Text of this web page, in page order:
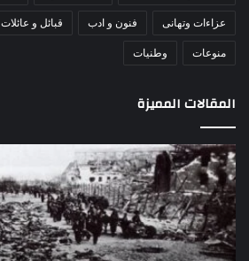
عزاءات وتهانى فنون و ادب قبائل و عائلات
منوعات وطنيات
المقالات المميزة
اللواء
دكتور
راضي
عبدالمعطي
يكتب:
30